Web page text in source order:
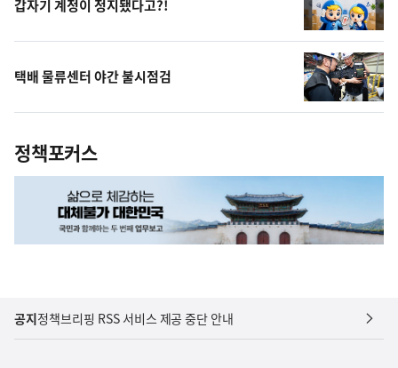
갑자기 계정이 정지됐다고?!
택배 물류센터 야간 불시점검
정책포커스
공지정책브리핑 RSS 서비스 제공 중단 안내